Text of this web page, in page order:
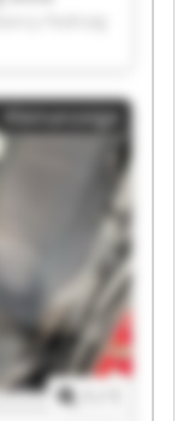
Padraig
Padraig
Padraig
Kleinanzeige